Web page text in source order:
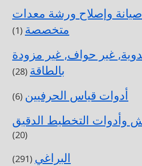
وإصلاح ورشة معدات
متخصصة (1)
غير حواف, غير مزودة
بالطاقة (28)
أدوات قياس الحرفيين (6)
وأدوات التخطيط الدقيق
(20)
البراغي (291)